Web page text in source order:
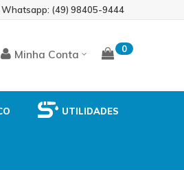
Whatsapp: (49) 98405-9444
0
Minha Conta
UTILIDADES